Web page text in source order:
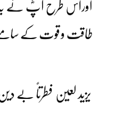
اوراس طرح آپؓ نے یہ
طاقت و قوت کے سامنے
یزید لعین فطرتاً بے